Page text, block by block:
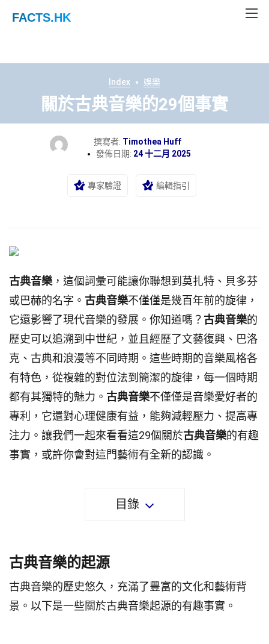
FACTS.HK
Index 娛樂
關於古典音樂的29個事實
撰寫者: Timothea Huff
發佈日期: 24 十二月 2025
專家驗證 編輯指引
古典音樂 ，這個詞彙可能讓你聯想到莫扎特、貝多芬
或巴赫的名字。 古典音樂不僅僅是幾百年前的旋律，
它還影響了現代音樂的發展。你知道嗎？ 古典音樂的
歷史可以追溯到中世紀，並且經歷了文藝復興、巴洛
克、古典和浪漫等不同時期。這些時期的音樂風格各
有特色，從複雜的對位法到簡潔的旋律，每一個時期
都有其獨特的魅力。 古典音樂不僅僅是音樂愛好者的
專利，它還對心理健康有益，能夠減輕壓力、提高專
注力。讓我們一起來看看這29個關於古典音樂的有趣
事實，或許你會對這門藝術有全新的認識。
目錄
古典音樂的起源
古典音樂的歷史悠久，充滿了豐富的文化和藝術背
景。以下是一些關於古典音樂起源的有趣事實。